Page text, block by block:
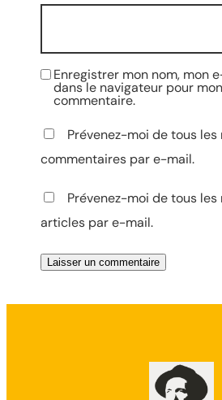
Enregistrer mon nom, mon
dans le navigateur pour
commentaire.
Prévenez-moi de tous les
commentaires par e-mail.
Prévenez-moi de tous les
articles par e-mail.